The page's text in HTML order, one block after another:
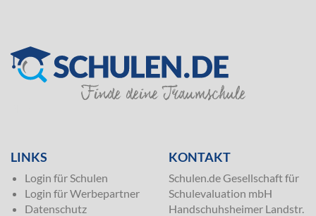
LINKS
Login für Schulen
Login für Werbepartner
Datenschutz
KONTAKT
Schulen.de Gesellschaft für
Schulevaluation mbH
Handschuhsheimer Landstr.